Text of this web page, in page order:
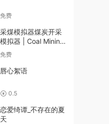
免费
采煤模拟器煤炭开采
模拟器 | Coal Mining
Simulator
免费
唇心絮语
0.5
恋爱绮谭_不存在的夏
天